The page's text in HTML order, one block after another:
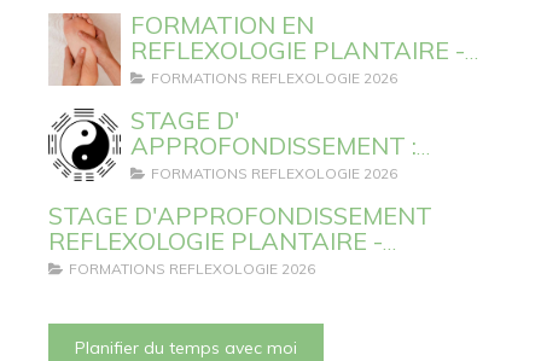
FORMATION EN
REFLEXOLOGIE PLANTAIRE -
SESSIONS 2026 ET 2027
FORMATIONS REFLEXOLOGIE 2026
STAGE D'
APPROFONDISSEMENT :
REFLEXOLOGIE PLANTAIRE ET
FORMATIONS REFLEXOLOGIE 2026
STAGE D'APPROFONDISSEMENT
REFLEXOLOGIE PLANTAIRE -
TECHNIQUE LYMPHATIQUE
FORMATIONS REFLEXOLOGIE 2026
Planifier du temps avec moi